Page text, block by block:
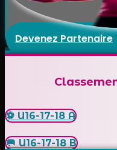
Devenez Partenaire
⚽ U16-17-18 A
🥅 U16-17-18 B